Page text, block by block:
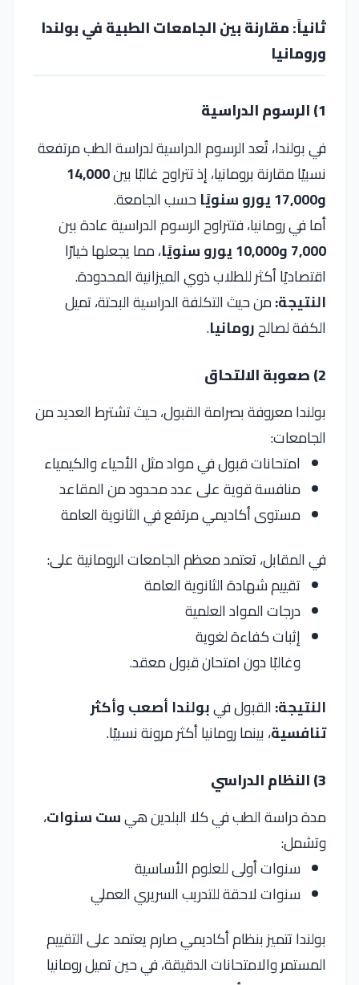
ثانياً: مقارنة بين الجامعات الطبية في بولندا
ورومانيا
1) الرسوم الدراسية
في بولندا، تُعد الرسوم الدراسية لدراسة الطب مرتفعة
نسبيًا مقارنة برومانيا، إذ تتراوح غالبًا بين14,000
و17,000 يورو سنويًا
حسب الجامعة.
أما في رومانيا، فتتراوح الرسوم الدراسية عادة بين
7,000 و10,000 يورو سنويًا
، مما يجعلها خيارًا
اقتصاديًا أكثر للطلاب ذوي الميزانية المحدودة.
النتيجة:من حيث التكلفة الدراسية البحتة، تميل
الكفة لصالحرومانيا.
2) صعوبة الالتحاق
بولندا معروفة بصرامة القبول، حيث تشترط العديد من
الجامعات:
امتحانات قبول في مواد مثل الأحياء والكيمياء
منافسة قوية على عدد محدود من المقاعد
مستوى أكاديمي مرتفع في الثانوية العامة
في المقابل، تعتمد معظم الجامعات الرومانية على:
تقييم شهادة الثانوية العامة
درجات المواد العلمية
إثبات كفاءة لغوية
وغالبًا دون امتحان قبول معقد.
النتيجة:القبول فيبولندا أصعب وأكثر
تنافسية، بينما رومانيا أكثر مرونة نسبيًا.
3) النظام الدراسي
مدة دراسة الطب في كلا البلدين هيست سنوات،
وتشمل:
سنوات أولى للعلوم الأساسية
سنوات لاحقة للتدريب السريري العملي
بولندا تتميز بنظام أكاديمي صارم يعتمد على التقييم
المستمر والامتحانات الدقيقة، في حين تميل رومانيا